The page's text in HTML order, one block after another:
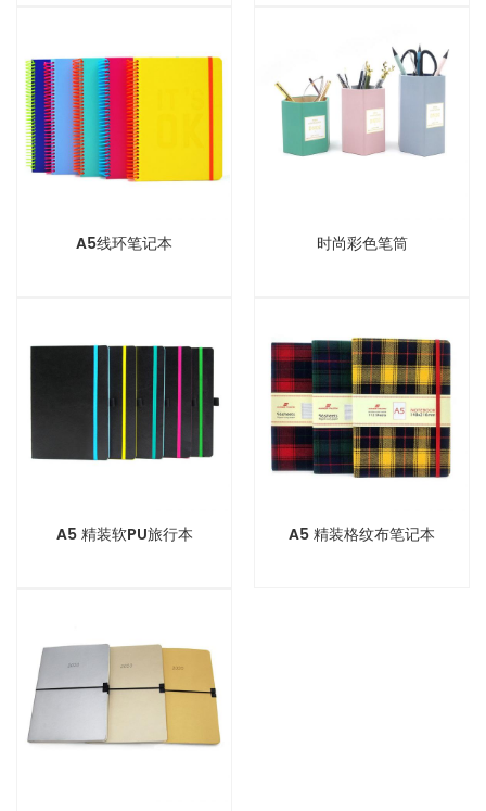
A5线环笔记本 时尚彩色笔筒
A5 精装软PU旅行本 A5 精装格纹布笔记本